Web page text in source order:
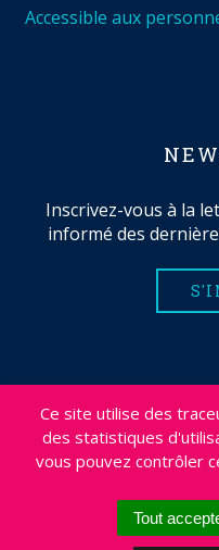
Ce site utilise des
des statistiques
vous pouvez contrôler
Tout
Accessible aux
Inscrivez-vous à la
informé des